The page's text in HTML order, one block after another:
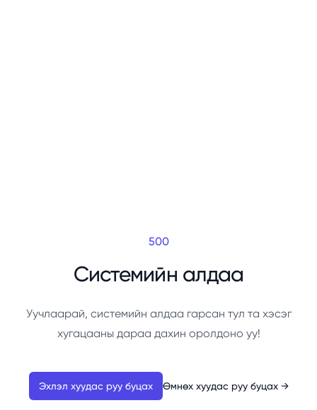
500
Системийн алдаа
Уучлаарай, системийн алдаа гарсан тул та хэсэг
хугацааны дараа дахин оролдоно уу!
Эхлэл хуудас руу буцах Өмнөх хуудас руу буцах →